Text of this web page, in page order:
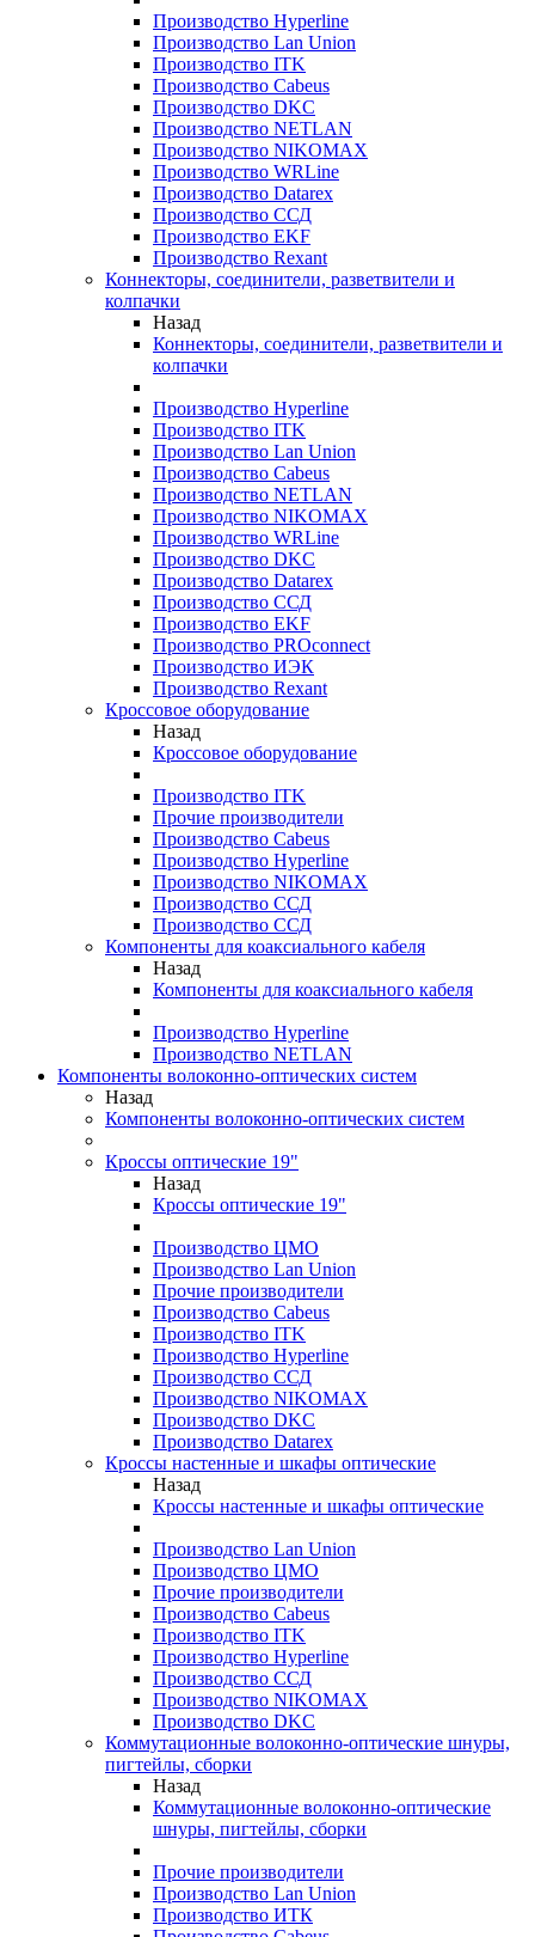
Производство Hyperline
Производство Lan Union
Производство ITK
Производство Cabeus
Производство DKC
Производство NETLAN
Производство NIKOMAX
Производство WRLine
Производство Datarex
Производство ССД
Производство EKF
Производство Rexant
Коннекторы, соединители, разветвители и
колпачки
Назад
Коннекторы, соединители, разветвители и
колпачки
Производство Hyperline
Производство ITK
Производство Lan Union
Производство Cabeus
Производство NETLAN
Производство NIKOMAX
Производство WRLine
Производство DKC
Производство Datarex
Производство ССД
Производство EKF
Производство PROconnect
Производство ИЭК
Производство Rexant
Кроссовое оборудование
Назад
Кроссовое оборудование
Производство ITK
Прочие производители
Производство Cabeus
Производство Hyperline
Производство NIKOMAX
Производство ССД
Производство ССД
Компоненты для коаксиального кабеля
Назад
Компоненты для коаксиального кабеля
Производство Hyperline
Производство NETLAN
Компоненты волоконно-оптических систем
Назад
Компоненты волоконно-оптических систем
Кроссы оптические 19"
Назад
Кроссы оптические 19"
Производство ЦМО
Производство Lan Union
Прочие производители
Производство Cabeus
Производство ITK
Производство Hyperline
Производство ССД
Производство NIKOMAX
Производство DKC
Производство Datarex
Кроссы настенные и шкафы оптические
Назад
Кроссы настенные и шкафы оптические
Производство Lan Union
Производство ЦМО
Прочие производители
Производство Cabeus
Производство ITK
Производство Hyperline
Производство ССД
Производство NIKOMAX
Производство DKC
Коммутационные волоконно-оптические шнуры,
пигтейлы, сборки
Назад
Коммутационные волоконно-оптические
шнуры, пигтейлы, сборки
Прочие производители
Производство Lan Union
Производство ИТК